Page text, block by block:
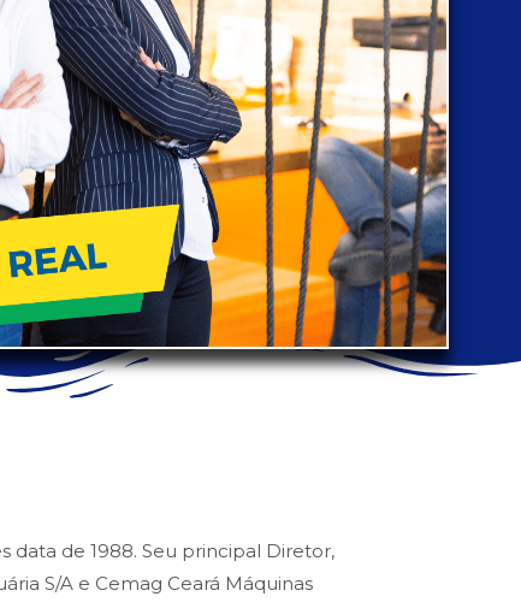
data de 1988. Seu principal Diretor,
S/A e Cemag Ceará Máquinas